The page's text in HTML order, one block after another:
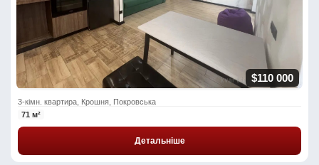
$110 000
3-кімн. квартира, Крошня, Покровська
71 м²
Детальніше